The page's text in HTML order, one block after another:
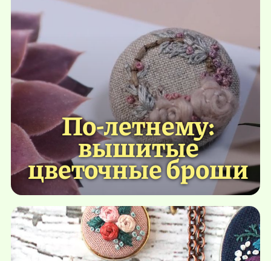
По-летнему:
вышитые
цветочные броши